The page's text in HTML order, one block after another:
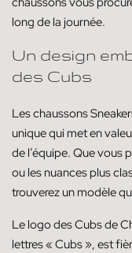
long de la journée.
Un design
des Cubs
Les chaussons
unique qui met en
de l’équipe. Que vous
ou les nuances plus
trouverez un modèle
Le logo des Cubs de
lettres « Cubs », est